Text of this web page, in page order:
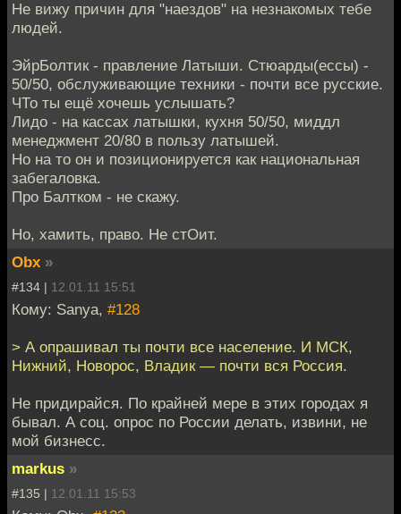
Не вижу причин для "наездов" на незнакомых тебе
людей.
ЭйрБолтик - правление Латыши. Стюарды(ессы) -
50/50, обслуживающие техники - почти все русские.
ЧТо ты ещё хочешь услышать?
Лидо - на кассах латышки, кухня 50/50, миддл
менеджмент 20/80 в пользу латышей.
Но на то он и позиционируется как национальная
забегаловка.
Про Балтком - не скажу.
Но, хамить, право. Не стОит.
Obx »
#134 | 12.01.11 15:51
Кому: Sanya, #128
> А опрашивал ты почти все население. И МСК,
Нижний, Новорос, Владик — почти вся Россия.
Не придирайся. По крайней мере в этих городах я
бывал. А соц. опрос по России делать, извини, не
мой бизнесс.
markus »
#135 | 12.01.11 15:53